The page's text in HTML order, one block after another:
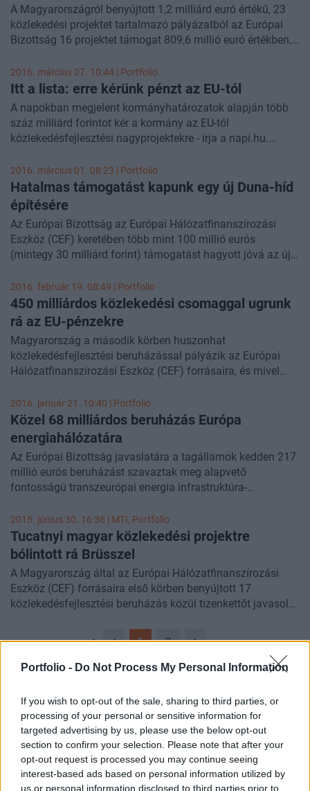
Portfolio - Do Not Process My Personal Information
If you wish to opt-out of the sale, sharing to third parties, or
processing of your personal or sensitive information for
targeted advertising by us, please use the below opt-out
section to confirm your selection. Please note that after your
opt-out request is processed you may continue seeing
interest-based ads based on personal information utilized by
us or personal information disclosed to third parties prior to
Eszközben, azaz a CEF-ben.
A Magyarországról benyújtott 1,2 milliárd euró értékű, 23
közlekedési projektet tartalmazó pályázatból az Európai
Bizottság 16 projektet támogat 809,6 millió euró értékben,
brüsszeli testület mai bejelentéséből
hozta nyilvánosságra 195 közlekedési infrastruktúraprojekt
listáját, amelyeket az európai hálózatfinanszírozási eszköz
(CEF) keretében 6,7 milliárd euróval, közel 2100 milliárd
forint támogat.
2016. március 07. 10:44 | Portfolio
Itt a lista: erre kérünk pénzt az EU-tól
A napokban megjelent kormányhatározatok alapján több
száz milliárd forintot kér a kormány az EU-tól
közlekedésfejlesztési nagyprojektekre - írja a napi.hu.
támogatást igényel. A projektek megvalósításának
összköltsége meghaladja a bruttó 430 milliárd forintot.
Többek között megvalósul a Liszt Ferenc repülőtérre vezető
gyorsvasút, melyhez az EU 96 milliárdos támogatást ad.
Közel 103 milliárdot kaphatunk a Budapest-Hatvan vasúti
szakasz korszerűsítésére.
2016. március 01. 08:23 | Portfolio
Hatalmas támogatást kapunk egy új Duna-híd
építésére
Az Európai Bizottság az Európai Hálózatfinanszírozási
Eszköz (CEF) keretében több mint 100 millió eurós
(mintegy 30 milliárd forint) támogatást hagyott jóvá az új
2016. február 19. 08:49 | Portfolio
450 milliárdos közlekedési csomaggal ugrunk
rá az EU-pénzekre
Magyarország a második körben huszonhat
közlekedésfejlesztési beruházással pályázik az Európai
Hálózatfinanszírozási Eszköz (CEF) forrásaira, és mivel
milliárd forint, így jó eséllyel kimerül a Magyarország
számára rendelkezésre álló keret - derül ki a Nemzeti
Fejlesztési Minisztérium közleményéből. Az Európai
Bizottság 2016 nyarán dönt a tagállami tervek
támogatásáról, majd ezt követően az ősszel megjelenő
harmadik pályázati felhívásban már a más országok által
fel nem használt forrásokért is harcba lehet szállni állami
erre a harmadik körre is részletesen kidolgozott fejlesztési
tervekkel készül majd.
2016. január 21. 10:40 | Portfolio
Közel 68 milliárdos beruházás Európa
energiahálózatára
Az Európai Bizottság javaslatára a tagállamok kedden 217
millió eurós beruházást szavaztak meg alapvető
fontosságú transzeurópai energia infrastruktúra-
FGSZ Földgázszállító Zrt. lehet az egyike annak a 15
nyertesnek, amelyeknek a beruházásaihoz uniós
támogatást kap.
2015. június 30. 16:36 | MTI, Portfolio
Tucatnyi magyar közlekedési projektre
bólintott rá Brüsszel
A Magyarország által az Európai Hálózatfinanszírozási
Eszköz (CEF) forrásaira első körben benyújtott 17
közlekedésfejlesztési beruházás közül tizenkettőt javasol
projektlistáról júliusban hoz majd döntést a tagállamok
Minisztérium (NFM) kedden az MTI-vel.
1 2
CÍMLAPRÓL AJÁNLJUK